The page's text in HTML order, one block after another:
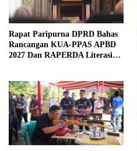
Rapat Paripurna DPRD Bahas
Rancangan KUA-PPAS APBD
2027 Dan RAPERDA Literasi